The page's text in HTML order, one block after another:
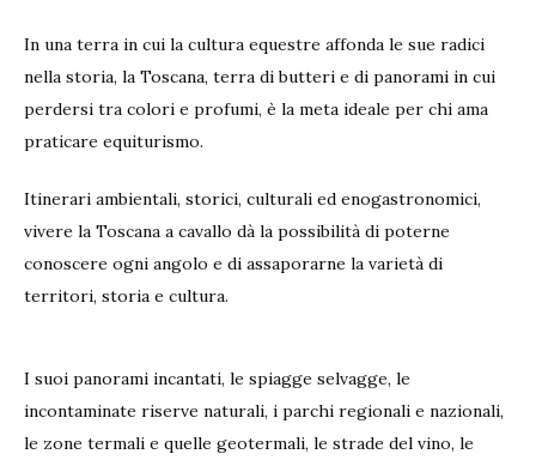
In una terra in cui la cultura equestre affonda le sue radici
nella storia, la Toscana, terra di butteri e di panorami in cui
perdersi tra colori e profumi, è la meta ideale per chi ama
praticare equiturismo.
Itinerari ambientali, storici, culturali ed enogastronomici,
vivere la Toscana a cavallo dà la possibilità di poterne
conoscere ogni angolo e di assaporarne la varietà di
territori, storia e cultura.
I suoi panorami incantati, le spiagge selvagge, le
incontaminate riserve naturali, i parchi regionali e nazionali,
le zone termali e quelle geotermali, le strade del vino, le